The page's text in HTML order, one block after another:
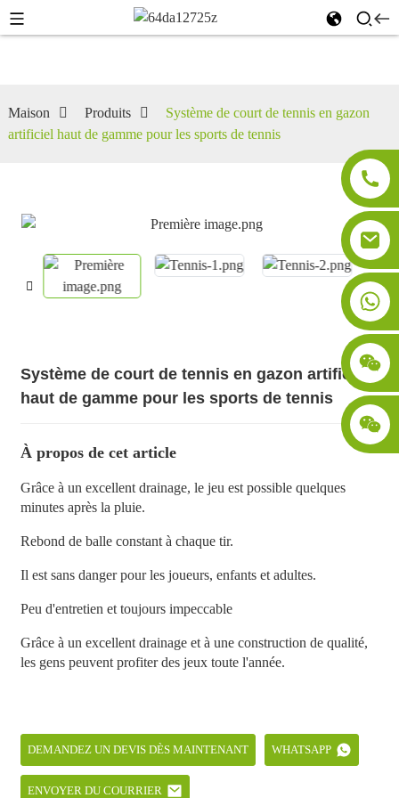
Maison Produits
Système de court de tennis en gazon
artificiel haut de gamme pour les sports de tennis
Système de court de tennis en gazon artificiel
haut de gamme pour les sports de tennis
À propos de cet article
Grâce à un excellent drainage, le jeu est possible quelques
minutes après la pluie.
Rebond de balle constant à chaque tir.
Il est sans danger pour les joueurs, enfants et adultes.
Peu d'entretien et toujours impeccable
Grâce à un excellent drainage et à une construction de qualité,
les gens peuvent profiter des jeux toute l'année.
DEMANDEZ UN DEVIS DÈS MAINTENANT WHATSAPP
ENVOYER DU COURRIER